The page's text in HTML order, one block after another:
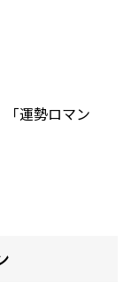
運勢ロマン